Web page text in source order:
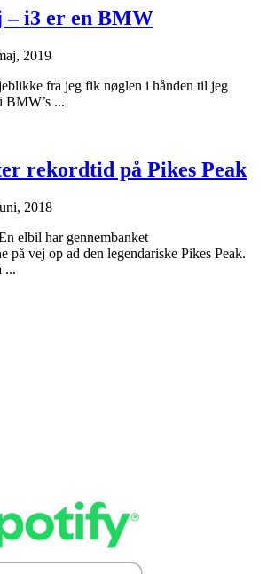
– i3 er en BMW
2019
fra jeg fik nøglen i hånden til jeg
BMW’s ...
rekordtid på Pikes Peak
2018
elbil har gennembanket
på vej op ad den legendariske Pikes Peak.
...